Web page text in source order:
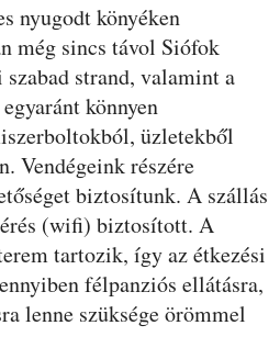
nyugodt könyéken
még sincs távol Siófok
strand, valamint a
könnyen
üzletekből
Vendégeink részére
biztosítunk. A szállás
(wifi) biztosított. A
tartozik, így az étkezési
félpanziós ellátásra,
lenne szüksége örömmel